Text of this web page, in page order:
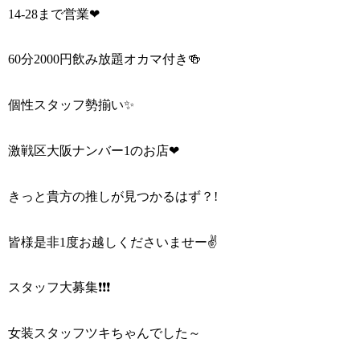
14-28まで営業❤
60分2000円飲み放題オカマ付き🍻
個性スタッフ勢揃い✨
激戦区大阪ナンバー1のお店❤
きっと貴方の推しが見つかるはず？!
皆様是非1度お越しくださいませー✌
スタッフ大募集❗❗❗
女装スタッフツキちゃんでした～